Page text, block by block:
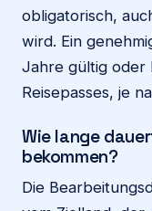
obligatorisch,
wird. Ein
Jahre gültig oder
Reisepasses, je
Wie lange
bekommen?
Die